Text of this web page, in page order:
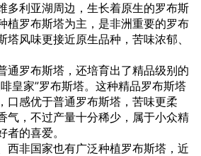
多利亚湖周边，生长着原生的罗布斯
植罗布斯塔为主，是非洲重要的罗布
塔风味更接近原生品种，苦味浓郁、
通罗布斯塔，还培育出了精品级别的
皇家”罗布斯塔。这种精品罗布斯塔
口感优于普通罗布斯塔，苦味更柔
气，不过产量十分稀少，属于小众精
的喜爱。
西非国家也有广泛种植罗布斯塔，近